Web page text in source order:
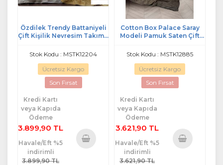
Özdilek Trendy Battaniyeli
Çift Kişilik Nevresim Takımı-
Stok Kodu : MSTK12204
Ücretsiz Kargo
Son Fırsat
Kredi Kartı
veya Kapıda
Ödeme
3.899,90 TL
Havale/Eft %5
indirimli
3.899,90 TL
Cotton Box Palace Saray
Modeli Pamuk Saten Çift
Togay Antrasit (4 Yastıklı)
Stok Kodu : MSTK12885
Ücretsiz Kargo
Son Fırsat
Kredi Kartı
veya Kapıda
Ödeme
3.621,90 TL
Havale/Eft %5
indirimli
3.621,90 TL